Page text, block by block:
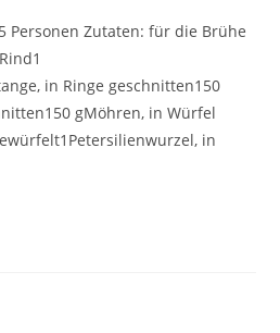
Personen Zutaten: für die Brühe
in Ringe geschnitten150
gMöhren, in Würfel
in